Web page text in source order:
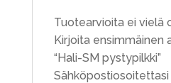
Tuotearvioita ei vielä
Kirjoita ensimmäinen
“Hali-SM pystypilkki”
Sähköpostiosoitettasi